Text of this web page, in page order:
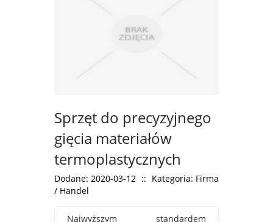
Sprzęt do precyzyjnego
gięcia materiałów
termoplastycznych
Dodane: 2020-03-12 :: Kategoria: Firma
/ Handel
Najwyższym standardem